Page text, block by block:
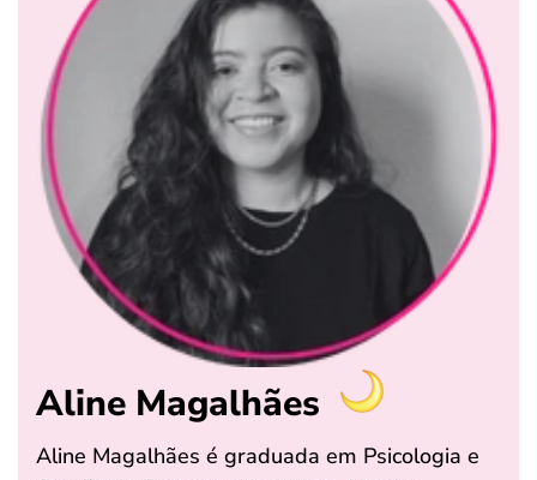
Aline Magalhães
Aline Magalhães é graduada em Psicologia e